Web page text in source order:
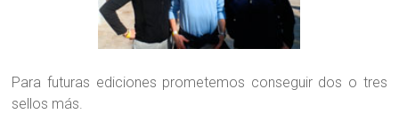
Para futuras ediciones prometemos conseguir dos o tres
sellos más.